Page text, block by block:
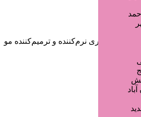
“اسپری نرم‌کننده و ترمیم‌کننده مو